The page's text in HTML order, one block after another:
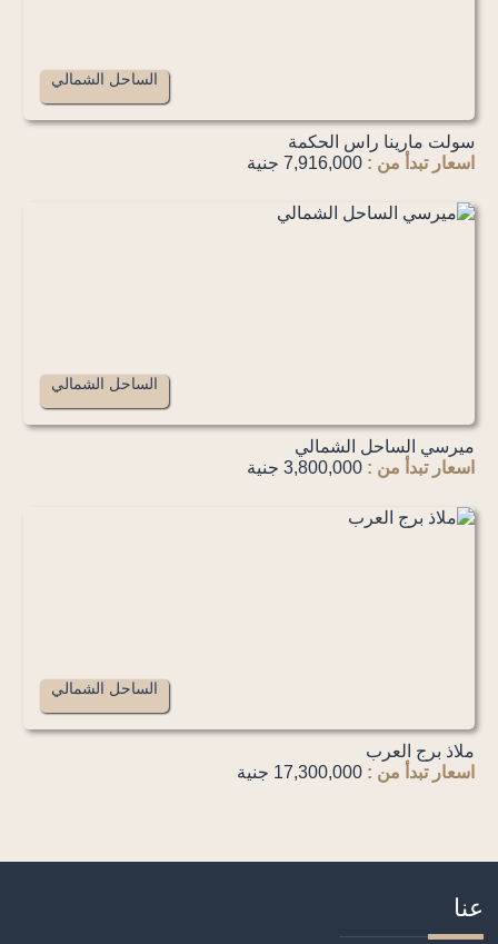
الساحل الشمالي
سولت مارينا راس الحكمة
اسعار تبدأ من : 7,916,000 جنية
الساحل الشمالي
ميرسي الساحل الشمالي
اسعار تبدأ من : 3,800,000 جنية
الساحل الشمالي
ملاذ برج العرب
اسعار تبدأ من : 17,300,000 جنية
عنا